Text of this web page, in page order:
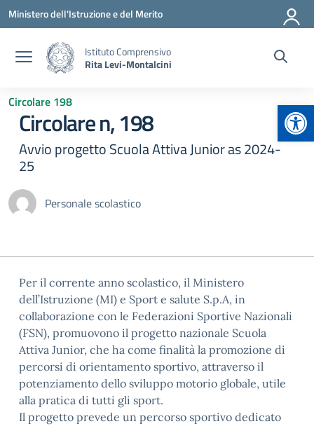
Vai ai contenuti
Vai al menu di navigazione
Vai al footer
Ministero dell'Istruzione e del Merito
Istituto Comprensivo
Rita Levi-Montalcini
Circolare 198
Circolare n, 198
Avvio progetto Scuola Attiva Junior as 2024-
25
Personale scolastico
Per il corrente anno scolastico, il Ministero
dell’Istruzione (MI) e Sport e salute S.p.A, in
collaborazione con le Federazioni Sportive Nazionali
(FSN), promuovono il progetto nazionale Scuola
Attiva Junior, che ha come finalità la promozione di
percorsi di orientamento sportivo, attraverso il
potenziamento dello sviluppo motorio globale, utile
alla pratica di tutti gli sport.
Il progetto prevede un percorso sportivo dedicato